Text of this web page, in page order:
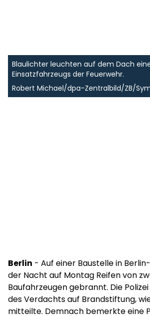
Blaulichter leuchten auf dem Dach
Einsatzfahrzeugs der Feuerwehr.
Robert Michael/dpa-Zentralbild/ZB/
Berlin - Auf einer Baustelle in
der Nacht auf Montag Reifen von
Baufahrzeugen gebrannt. Die
des Verdachts auf Brandstiftung,
mitteilte. Demnach bemerkte eine